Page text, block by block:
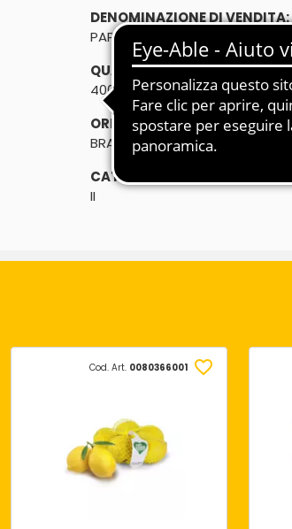
DENOMINAZIONE DI VENDITA:
PAPAYA 400g
QUANTITÀ:
400g
ORIGINE:
BRASILE
CATEGORIA:
II
Cod. Art. 0080366001